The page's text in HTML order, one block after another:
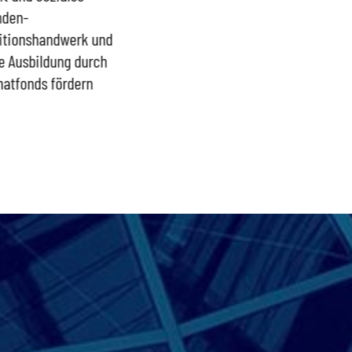
und
Ausbildung durch
fördern